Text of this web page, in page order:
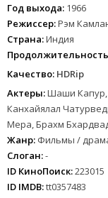
Год выхода: 1966
Режиссер:Рэм
Страна:Индия
Качество: HDRip
Актеры:Шаши Капур,
Канхайялал
Мера, Брахм
Жанр: Фильмы /
Слоган:-
ID КиноПоиск:223015
ID IMDB:tt0357483